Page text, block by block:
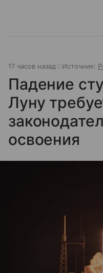
17 часов назад Источник:
Падение
Луну
освоения